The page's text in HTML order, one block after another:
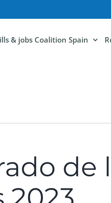
& jobs Coalition Spain
de